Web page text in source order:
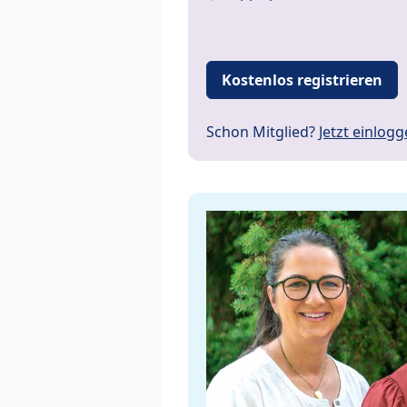
Kostenlos registrieren
Schon Mitglied? Jetzt